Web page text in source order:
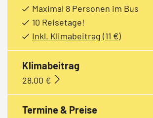
Maximal 8 Personen im Bus
10 Reisetage!
Inkl. Klimabeitrag (11 €)
Klimabeitrag
28,00 €
Termine & Preise